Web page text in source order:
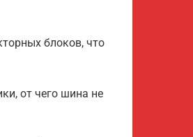
блоков, что
от чего шина не